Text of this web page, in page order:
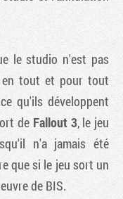
le studio n'est pas
tout et pour tout
qu'ils développent
de Fallout 3, le jeu
n'a jamais été
que si le jeu sort un
de BIS.